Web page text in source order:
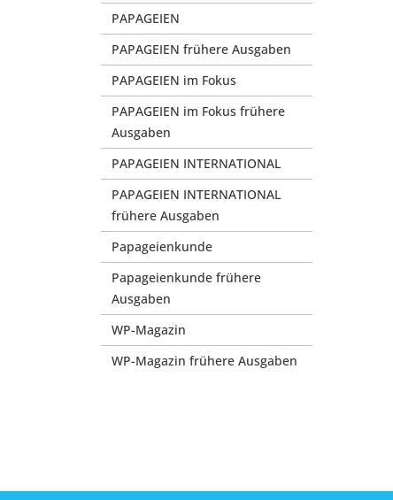
PAPAGEIEN
PAPAGEIEN frühere Ausgaben
PAPAGEIEN im Fokus
PAPAGEIEN im Fokus frühere
Ausgaben
PAPAGEIEN INTERNATIONAL
PAPAGEIEN INTERNATIONAL
frühere Ausgaben
Papageienkunde
Papageienkunde frühere
Ausgaben
WP-Magazin
WP-Magazin frühere Ausgaben